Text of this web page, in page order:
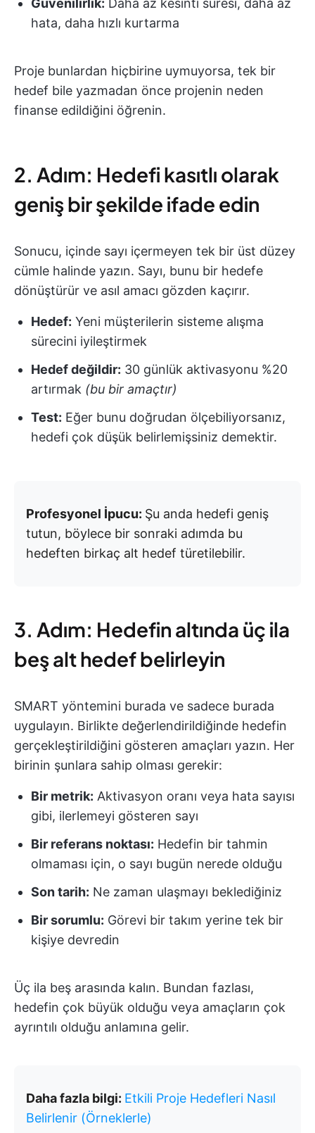
Güvenilirlik: Daha az kesinti süresi, daha az
hata, daha hızlı kurtarma
Proje bunlardan hiçbirine uymuyorsa, tek bir
hedef bile yazmadan önce projenin neden
finanse edildiğini öğrenin.
2. Adım: Hedefi kasıtlı olarak
geniş bir şekilde ifade edin
Sonucu, içinde sayı içermeyen tek bir üst düzey
cümle halinde yazın. Sayı, bunu bir hedefe
dönüştürür ve asıl amacı gözden kaçırır.
Hedef: Yeni müşterilerin sisteme alışma
sürecini iyileştirmek
Hedef değildir: 30 günlük aktivasyonu %20
artırmak (bu bir amaçtır)
Test: Eğer bunu doğrudan ölçebiliyorsanız,
hedefi çok düşük belirlemişsiniz demektir.
Profesyonel İpucu: Şu anda hedefi geniş
tutun, böylece bir sonraki adımda bu
hedeften birkaç alt hedef türetilebilir.
3. Adım: Hedefin altında üç ila
beş alt hedef belirleyin
SMART yöntemini burada ve sadece burada
uygulayın. Birlikte değerlendirildiğinde hedefin
gerçekleştirildiğini gösteren amaçları yazın. Her
birinin şunlara sahip olması gerekir:
Bir metrik: Aktivasyon oranı veya hata sayısı
gibi, ilerlemeyi gösteren sayı
Bir referans noktası: Hedefin bir tahmin
olmaması için, o sayı bugün nerede olduğu
Son tarih: Ne zaman ulaşmayı beklediğiniz
Bir sorumlu: Görevi bir takım yerine tek bir
kişiye devredin
Üç ila beş arasında kalın. Bundan fazlası,
hedefin çok büyük olduğu veya amaçların çok
ayrıntılı olduğu anlamına gelir.
Daha fazla bilgi: Etkili Proje Hedefleri Nasıl
Belirlenir (Örneklerle)